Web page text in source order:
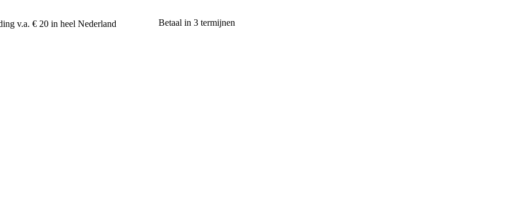
v.a. € 20 in heel Nederland Betaal in 3 termijnen